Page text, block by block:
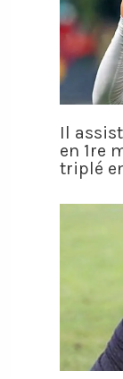
Il
en 1re
triplé